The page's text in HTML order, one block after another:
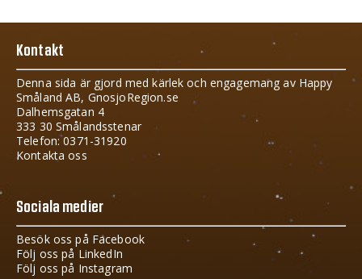
Kontakt
Denna sida är gjord med kärlek och engagemang av Happy
Småland AB, GnosjoRegion.se
Dalhemsgatan 4
333 30 Smålandsstenar
Telefon: 0371-31920
Kontakta oss
Sociala medier
Besök oss på Facebook
Följ oss på LinkedIn
Följ oss på Instagram